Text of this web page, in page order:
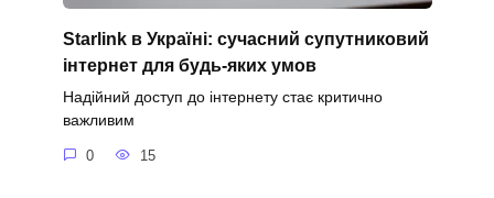
Starlink в Україні: сучасний супутниковий
інтернет для будь-яких умов
Надійний доступ до інтернету стає критично
важливим
0 15